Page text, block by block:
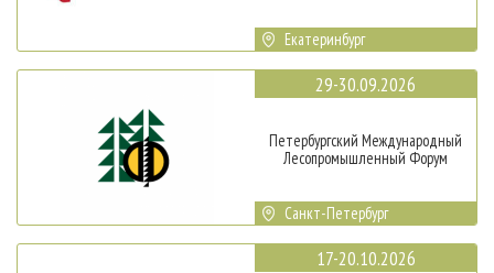
Екатеринбург
29-30.09.2026
Петербургский Международный
Лесопромышленный Форум
Санкт-Петербург
17-20.10.2026